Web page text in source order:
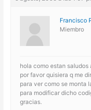
Francisco
Miembro
hola como estan
por favor quisiera q me
para ver como se monta
para modificar dicho
gracias.